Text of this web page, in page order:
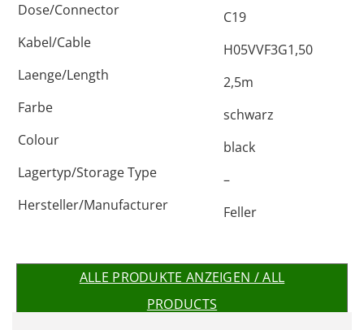
Dose/Connector
C19
Kabel/Cable
H05VVF3G1,50
Laenge/Length
2,5m
Farbe
schwarz
Colour
black
Lagertyp/Storage Type
–
Hersteller/Manufacturer
Feller
ALLE PRODUKTE ANZEIGEN / ALL
PRODUCTS